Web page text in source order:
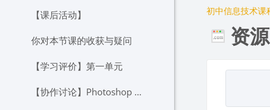
【课后活动】
你对本节课的收获与疑问
【学习评价】第一单元
【协作讨论】Photoshop VS 其他图像处理软件
初中信息技术课
资